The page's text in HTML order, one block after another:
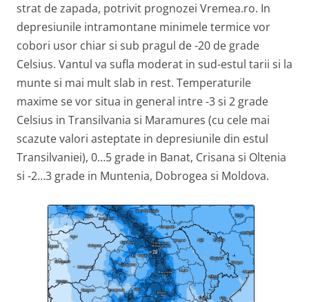
strat de zapada, potrivit prognozei Vremea.ro. In
depresiunile intramontane minimele termice vor
cobori usor chiar si sub pragul de -20 de grade
Celsius. Vantul va sufla moderat in sud-estul tarii si la
munte si mai mult slab in rest. Temperaturile
maxime se vor situa in general intre -3 si 2 grade
Celsius in Transilvania si Maramures (cu cele mai
scazute valori asteptate in depresiunile din estul
Transilvaniei), 0…5 grade in Banat, Crisana si Oltenia
si -2…3 grade in Muntenia, Dobrogea si Moldova.